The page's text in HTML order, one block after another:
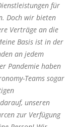
für
Doch wir bieten
Verträge an die
Basis ist in der
an jedem
Pandemie haben
Teams sogar
unseren
zur Verfügung